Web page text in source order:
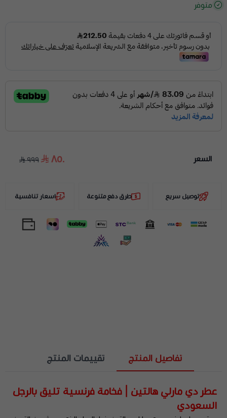
متوفر
السعر ٨٥٠ ٩٩٩
توصيل سريع طرق دفع متنوعة اسعار تنافسية
تفاصيل المنتج تقييمات المنتج
عطر دي مارلي هالتين | فخامة فرنسية تليق بالرجل
السعودي